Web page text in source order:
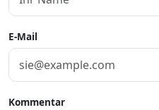
E-Mail
Kommentar